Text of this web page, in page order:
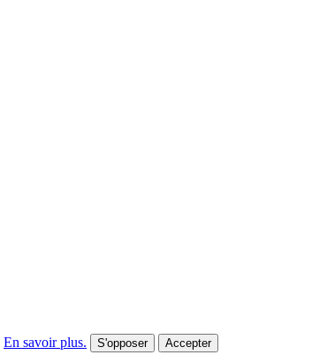
En savoir plus. S'opposer Accepter